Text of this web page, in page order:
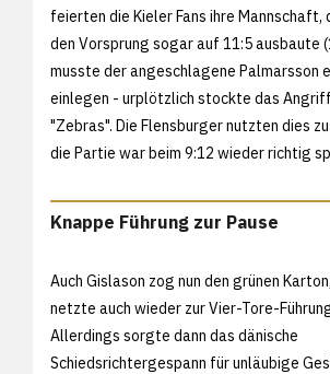
feierten die Kieler Fans ihre Mannschaft,
den Vorsprung sogar auf 11:5 ausbaute
musste der angeschlagene Palmarsson
einlegen - urplötzlich stockte das
"Zebras". Die Flensburger nutzten dies
die Partie war beim 9:12 wieder richtig
Knappe Führung zur Pause
Auch Gislason zog nun den grünen
netzte auch wieder zur Vier-Tore-
Allerdings sorgte dann das dänische
Schiedsrichtergespann für unläubige